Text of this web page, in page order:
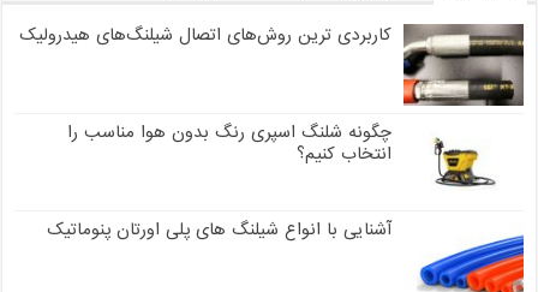
کاربردی ترین روش‌های اتصال شیلنگ‌های هیدرولیک
چگونه شلنگ اسپری رنگ بدون هوا مناسب را
انتخاب کنیم؟
آشنایی با انواع شیلنگ های پلی اورتان پنوماتیک